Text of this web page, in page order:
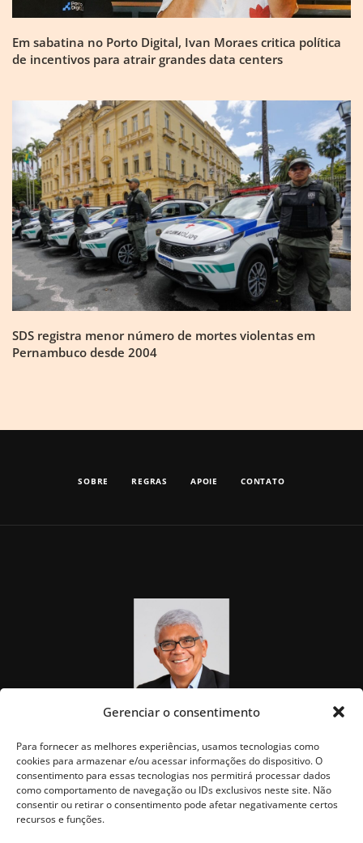
Gerenciar o consentimento
Para fornecer as melhores experiências, usamos tecnologias como
cookies para armazenar e/ou acessar informações do dispositivo. O
consentimento para essas tecnologias nos permitirá processar dados
como comportamento de navegação ou IDs exclusivos neste site. Não
consentir ou retirar o consentimento pode afetar negativamente certos
recursos e funções.
Em sabatina no Porto Digital, Ivan Moraes critica política
de incentivos para atrair grandes data centers
SDS registra menor número de mortes violentas em
Pernambuco desde 2004
SOBRE REGRAS APOIE CONTATO